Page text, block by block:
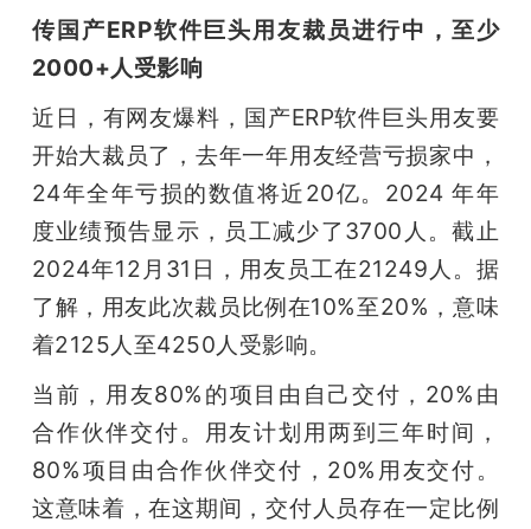
传国产ERP软件巨头用友裁员进行中，至少
2000+人受影响
近日，有网友爆料，国产ERP软件巨头用友要
开始大裁员了，去年一年用友经营亏损家中，
24年全年亏损的数值将近20亿。2024 年年
度业绩预告显示，员工减少了3700人。截止
2024年12月31日，用友员工在21249人。据
了解，用友此次裁员比例在10%至20%，意味
着2125人至4250人受影响。
当前，用友80%的项目由自己交付，20%由
合作伙伴交付。用友计划用两到三年时间，
80%项目由合作伙伴交付，20%用友交付。
这意味着，在这期间，交付人员存在一定比例